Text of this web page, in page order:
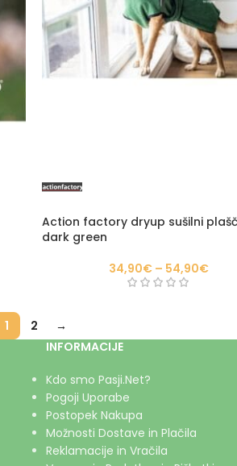
Action factory dryup sušilni
dark green
34,90€ – 54,90€
1 2
→
INFORMACIJE
Kdo smo Pasji.Net?
Pogoji Uporabe
Postopek Nakupa
Možnosti Dostave in Plačila
Reklamacije in Vračila